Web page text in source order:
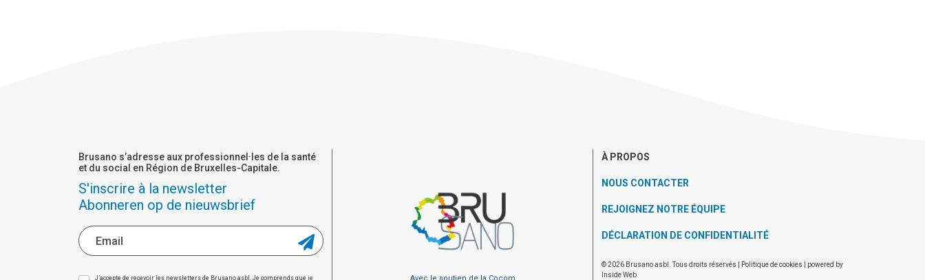
Brusano s’adresse aux professionnel·les de la santé
et du social en Région de Bruxelles-Capitale.
S'inscrire à la newsletter
Abonneren op de nieuwsbrief
J’accepte de recevoir les newsletters de Brusano asbl. Je comprends que je Avec le soutien de la Cocom
À PROPOS
NOUS CONTACTER
REJOIGNEZ NOTRE ÉQUIPE
DÉCLARATION DE CONFIDENTIALITÉ
© 2026 Brusano asbl. Tous droits réservés | Politique de cookies
| powered by
Inside Web